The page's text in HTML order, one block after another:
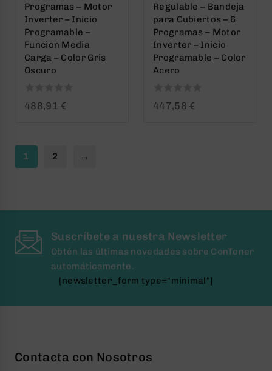
Programas – Motor
Inverter – Inicio
Programable –
Funcion Media
Carga – Color Gris
Oscuro
0
488,91 €
Regulable – Bandeja
para Cubiertos – 6
Programas – Motor
Inverter – Inicio
Programable – Color
Acero
0
447,58 €
1 2 →
Suscríbete a nuestra Newsletter
Obtén las últimas novedades sobre ConToner
automáticamente.
[newsletter_form type="minimal"]
Contacta con Nosotros